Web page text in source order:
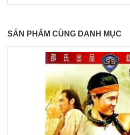
SẢN PHẨM CÙNG DANH MỤC
Chi
tiết